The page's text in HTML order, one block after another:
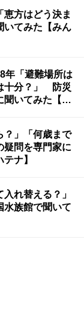
恵方はどう決ま
てみた【みん
年「避難場所は
十分？」 防災
聞いてみた【み
？」「何歳まで
疑問を専門家に
ナ】
入れ替える？」
水族館で聞いて